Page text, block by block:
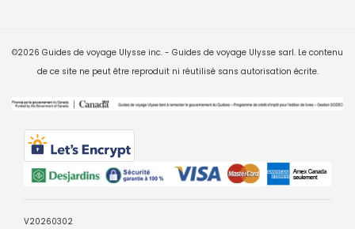
©2026 Guides de voyage Ulysse inc. - Guides de voyage Ulysse sarl. Le contenu
de ce site ne peut être reproduit ni réutilisé sans autorisation écrite.
V20260302